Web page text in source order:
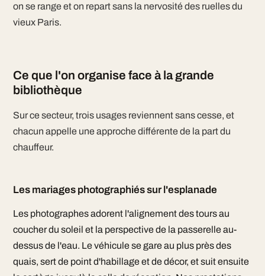
on se range et on repart sans la nervosité des ruelles du
vieux Paris.
Ce que l'on organise face à la grande
bibliothèque
Sur ce secteur, trois usages reviennent sans cesse, et
chacun appelle une approche différente de la part du
chauffeur.
Les mariages photographiés sur l'esplanade
Les photographes adorent l'alignement des tours au
coucher du soleil et la perspective de la passerelle au-
dessus de l'eau. Le véhicule se gare au plus près des
quais, sert de point d'habillage et de décor, et suit ensuite